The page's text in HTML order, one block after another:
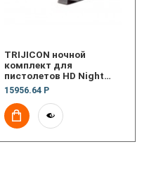
TRIJICON ночной
комплект для
пистолетов HD Night
sights
15956.64 Р